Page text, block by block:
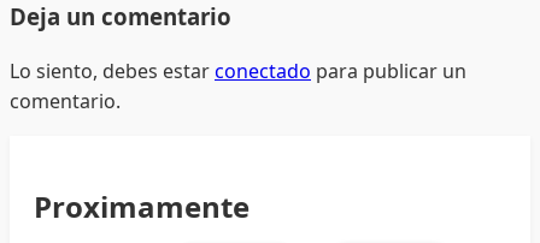
Deja un comentario
Lo siento, debes estarconectado para publicar un
comentario.
Proximamente